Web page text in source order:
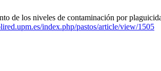
los niveles de contaminación por
index.php/pastos/article/view/1505